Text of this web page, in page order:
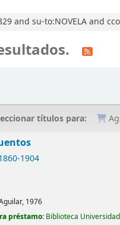
and su-to:NOVELA and
títulos para:
1904
1976
préstamo: Biblioteca